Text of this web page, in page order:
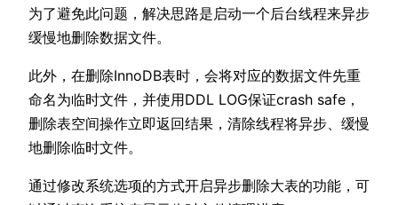
为了避免此问题，解决思路是启动一个后台线程来异步
缓慢地删除数据文件。
此外，在删除InnoDB表时，会将对应的数据文件先重
命名为临时文件，并使用DDL LOG保证crash safe，
删除表空间操作立即返回结果，清除线程将异步、缓慢
地删除临时文件。
通过修改系统选项的方式开启异步删除大表的功能，可